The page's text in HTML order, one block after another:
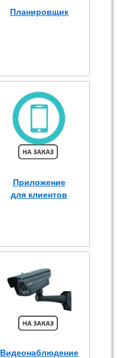
Планировщик
Приложение
для клиентов
Видеонаблюдение